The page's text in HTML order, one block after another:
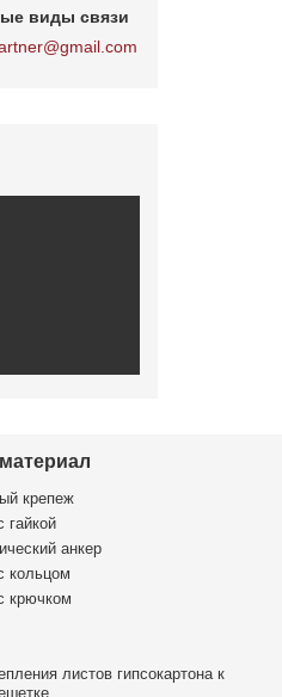
крепеж
гайкой
анкер
кольцом
крючком
листов гипсокартона к